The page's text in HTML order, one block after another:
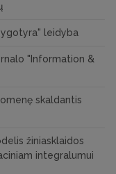
leidyba
"Information &
skaldantis
žiniasklaidos
integralumui